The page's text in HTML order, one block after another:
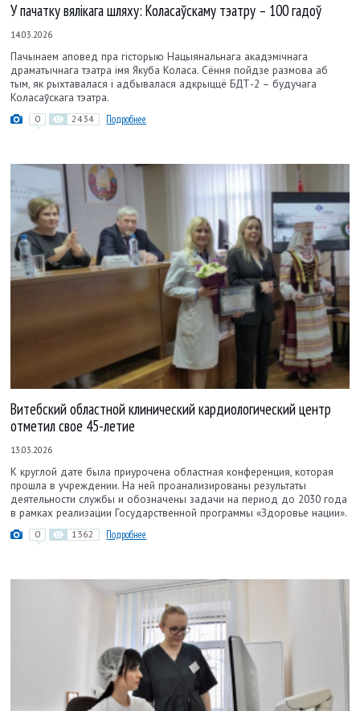
У пачатку вялікага шляху: Коласаўскаму тэатру – 100 гадоў
14.03.2026
Пачынаем аповед пра гісторыю Нацыянальнага акадэмічнага
драматычнага тэатра імя Якуба Коласа. Сёння пойдзе размова аб
тым, як рыхтавалася і адбывалася адкрыццё БДТ-2 – будучага
Коласаўскага тэатра.
0 2434 Подробнее
Витебский областной клинический кардиологический центр
отметил свое 45-летие
13.03.2026
К круглой дате была приурочена областная конференция, которая
прошла в учреждении. На ней проанализированы результаты
деятельности службы и обозначены задачи на период до 2030 года
в рамках реализации Государственной программы «Здоровье нации».
0 1362 Подробнее